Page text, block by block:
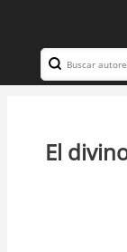
contenido
principal
Navegación
Search
El